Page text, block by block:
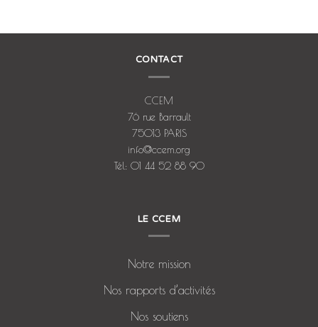
CONTACT
CCEM
76 rue Barrault
75013 PARIS
info@ccem.org
Tél: 01 44 52 88 90
LE CCEM
Notre mission
Nos rapports d’activités
Nos soutiens